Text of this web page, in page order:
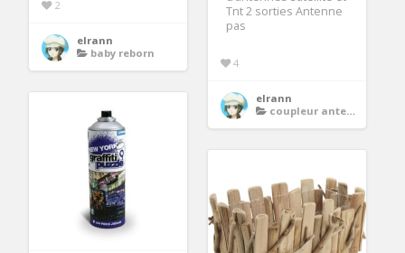
2
elrann
baby reborn
Tnt 2 sorties Antenne
pas
4
elrann
coupleur antenne